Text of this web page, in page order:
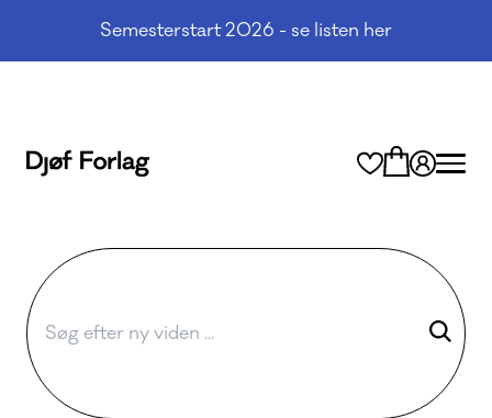
Semesterstart 2026 - se listen her